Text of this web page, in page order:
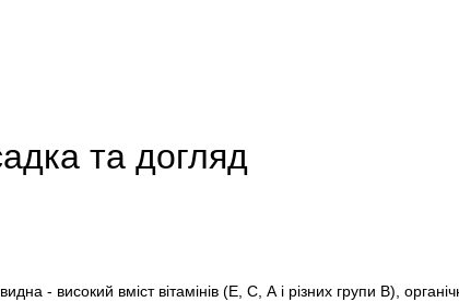
та догляд
- високий вміст вітамінів (Е, С, А і різних групи В),